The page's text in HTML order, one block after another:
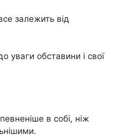
залежить від
уваги обставини і свої
в собі, ніж